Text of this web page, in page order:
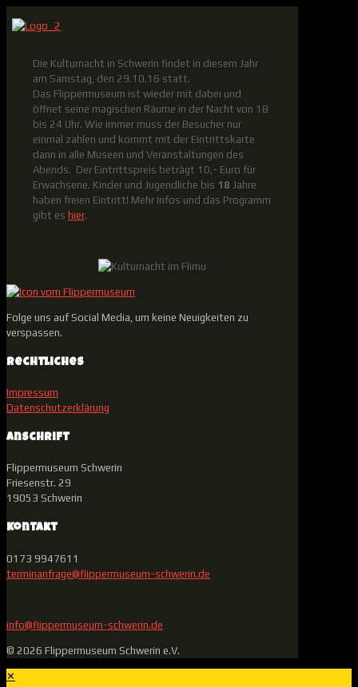
Die Kulturnacht in Schwerin findet in diesem Jahr
am Samstag, den 29.10.16 statt.
Das Flippermuseum ist wieder mit dabei und
öffnet seine magischen Räume in der Nacht von 18
bis 24 Uhr. Wie immer muss der Besucher nur
einmal zahlen und kommt mit der Eintrittskarte
dann in alle Museen und Veranstaltungen des
Abends. Der Eintrittspreis beträgt 10,- Euro für
Erwachsene. Kinder und Jugendliche bis 18 Jahre
haben freien Eintritt! Mehr Infos und das Programm
gibt es hier.
Folge uns auf Social Media, um keine Neuigkeiten zu
verspassen.
Rechtliches
Impressum
Datenschutzerklärung
Anschrift
Flippermuseum Schwerin
Friesenstr. 29
19053 Schwerin
Kontakt
0173 9947611
terminanfrage@flippermuseum-schwerin.de
info@flippermuseum-schwerin.de
© 2026 Flippermuseum Schwerin e.V.
✕